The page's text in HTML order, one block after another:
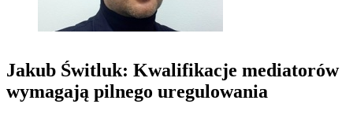
Jakub Świtluk: Kwalifikacje mediatorów
wymagają pilnego uregulowania